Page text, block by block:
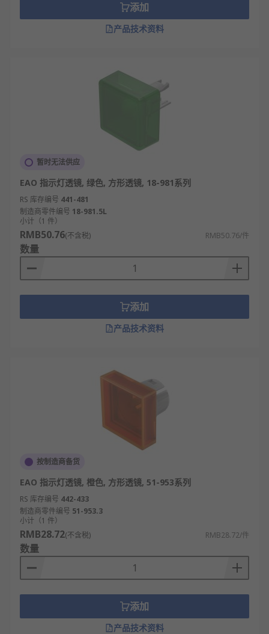
添加
产品技术资料
暂时无法供应
EAO 指示灯透镜, 绿色, 方形透镜, 18-981系列
RS 库存编号 441-481
制造商零件编号 18-981.5L
小计（1 件）
RMB50.76(不含税) RMB50.76/件
数量
添加
产品技术资料
按制造商备货
EAO 指示灯透镜, 橙色, 方形透镜, 51-953系列
RS 库存编号 442-433
制造商零件编号 51-953.3
小计（1 件）
RMB28.72(不含税) RMB28.72/件
数量
添加
产品技术资料